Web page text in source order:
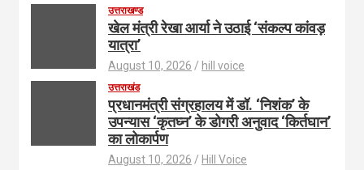
उत्तराखण्ड
खेल मंत्री रेखा आर्या ने उठाई ‘संकल्प कांवड़
यात्रा’
August 10, 2026 hill voice
उत्तराखंड
प्रधानमंत्री संग्रहालय में डॉ. ‘निशंक’ के
उपन्यास ‘कृतघ्न’ के डोगरी अनुवाद ‘किर्तघान’
का लोकार्पण
August 10, 2026 Hill Voice